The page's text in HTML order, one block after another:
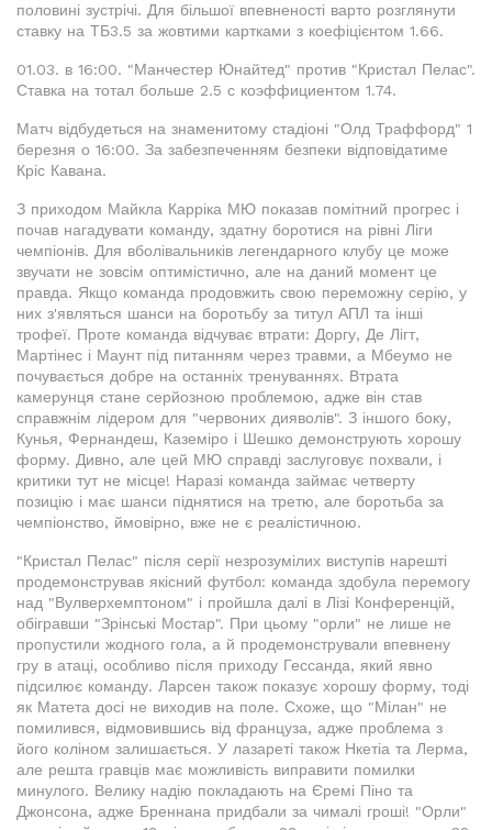
половині зустрічі. Для більшої впевненості варто розглянути
ставку на ТБ3.5 за жовтими картками з коефіцієнтом 1.66.
01.03. в 16:00. "Манчестер Юнайтед" против "Кристал Пелас".
Ставка на тотал больше 2.5 с коэффициентом 1.74.
Матч відбудеться на знаменитому стадіоні "Олд Траффорд" 1
березня о 16:00. За забезпеченням безпеки відповідатиме
Кріс Кавана.
З приходом Майкла Карріка МЮ показав помітний прогрес і
почав нагадувати команду, здатну боротися на рівні Ліги
чемпіонів. Для вболівальників легендарного клубу це може
звучати не зовсім оптимістично, але на даний момент це
правда. Якщо команда продовжить свою переможну серію, у
них з'являться шанси на боротьбу за титул АПЛ та інші
трофеї. Проте команда відчуває втрати: Доргу, Де Лігт,
Мартінес і Маунт під питанням через травми, а Мбеумо не
почувається добре на останніх тренуваннях. Втрата
камерунця стане серйозною проблемою, адже він став
справжнім лідером для "червоних дияволів". З іншого боку,
Кунья, Фернандеш, Каземіро і Шешко демонструють хорошу
форму. Дивно, але цей МЮ справді заслуговує похвали, і
критики тут не місце! Наразі команда займає четверту
позицію і має шанси піднятися на третю, але боротьба за
чемпіонство, ймовірно, вже не є реалістичною.
"Кристал Пелас" після серії незрозумілих виступів нарешті
продемонстрував якісний футбол: команда здобула перемогу
над "Вулверхемптоном" і пройшла далі в Лізі Конференцій,
обігравши "Зрінські Мостар". При цьому "орли" не лише не
пропустили жодного гола, а й продемонстрували впевнену
гру в атаці, особливо після приходу Гессанда, який явно
підсилює команду. Ларсен також показує хорошу форму, тоді
як Матета досі не виходив на поле. Схоже, що "Мілан" не
помилився, відмовившись від француза, адже проблема з
його коліном залишається. У лазареті також Нкетіа та Лерма,
але решта гравців має можливість виправити помилки
минулого. Велику надію покладають на Єремі Піно та
Джонсона, адже Бреннана придбали за чималі гроші! "Орли"